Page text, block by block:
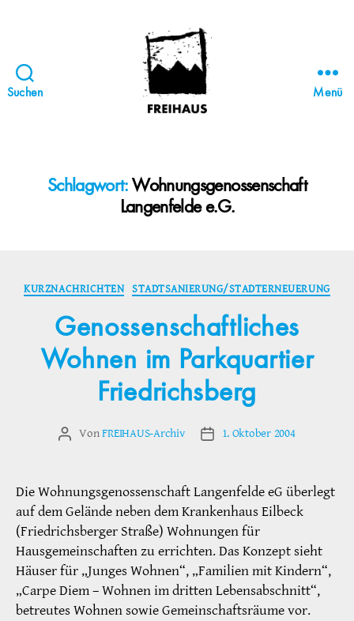
Suchen
STATTBAU
HAMBURG
Menü
Schlagwort: Wohnungsgenossenschaft
Langenfelde e.G.
Kategorien
KURZNACHRICHTEN STADTSANIERUNG/STADTERNEUERUNG
Genossenschaftliches
Wohnen im Parkquartier
Friedrichsberg
Beitragsautor
VonFREIHAUS-Archiv Veröffentlichungsdatum
1. Oktober 2004
Die Wohnungsgenossenschaft Langenfelde eG überlegt
auf dem Gelände neben dem Krankenhaus Eilbeck
(Friedrichsberger Straße) Wohnungen für
Hausgemeinschaften zu errichten. Das Konzept sieht
Häuser für „Junges Wohnen“, „Familien mit Kindern“,
„Carpe Diem – Wohnen im dritten Lebensabschnitt“,
betreutes Wohnen sowie Gemeinschaftsräume vor.